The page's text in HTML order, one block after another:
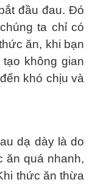
đầu đau. Đó
ta chỉ có
ăn, khi bạn
không gian
khó chịu và
dạ dày là do
ăn quá nhanh,
thức ăn thừa